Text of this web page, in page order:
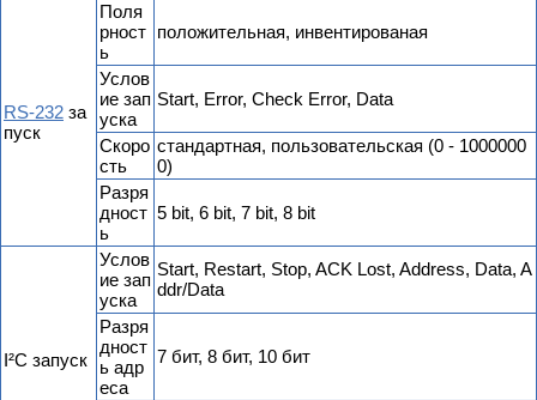
RS-232 за
пуск
Поля
рност
ь
положительная, инвентированая
Услов
ие зап
уска
Start, Error, Check Error, Data
Скоро
сть
стандартная, пользовательская (0 - 1000000
0)
Разря
дност
ь
5 bit, 6 bit, 7 bit, 8 bit
I²C запуск
Услов
ие зап
уска
Start, Restart, Stop, ACK Lost, Address, Data, A
ddr/Data
Разря
дност
ь адр
еса
7 бит, 8 бит, 10 бит